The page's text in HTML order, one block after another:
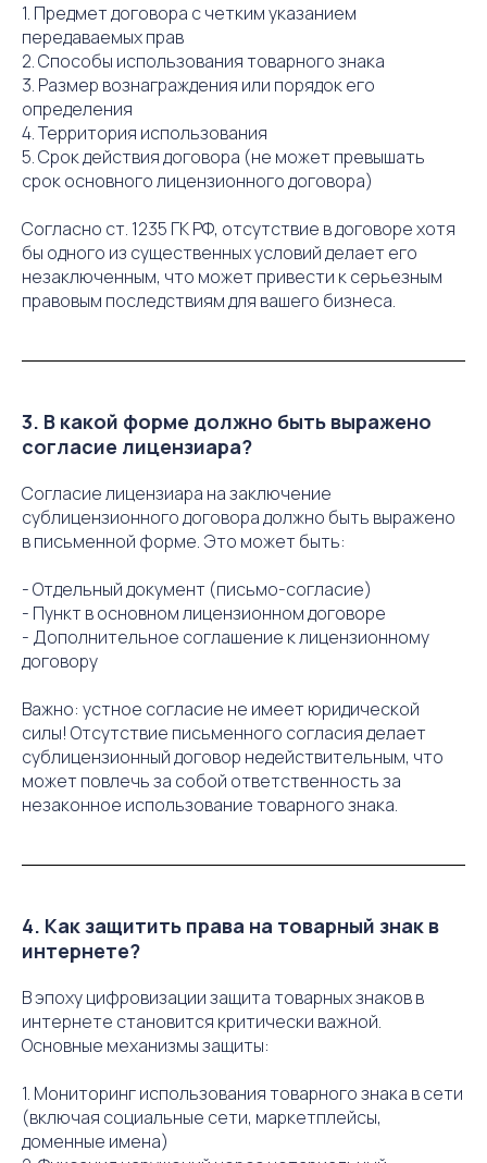
1. Предмет договора с четким указанием
передаваемых прав
2. Способы использования товарного знака
3. Размер вознаграждения или порядок его
определения
4. Территория использования
5. Срок действия договора (не может превышать
срок основного лицензионного договора)
Согласно ст. 1235 ГК РФ, отсутствие в договоре хотя
бы одного из существенных условий делает его
незаключенным, что может привести к серьезным
правовым последствиям для вашего бизнеса.
3. В какой форме должно быть выражено
согласие лицензиара?
Согласие лицензиара на заключение
сублицензионного договора должно быть выражено
в письменной форме. Это может быть:
- Отдельный документ (письмо-согласие)
- Пункт в основном лицензионном договоре
- Дополнительное соглашение к лицензионному
договору
Важно: устное согласие не имеет юридической
силы! Отсутствие письменного согласия делает
сублицензионный договор недействительным, что
может повлечь за собой ответственность за
незаконное использование товарного знака.
4. Как защитить права на товарный знак в
интернете?
В эпоху цифровизации защита товарных знаков в
интернете становится критически важной.
Основные механизмы защиты:
1. Мониторинг использования товарного знака в сети
(включая социальные сети, маркетплейсы,
доменные имена)